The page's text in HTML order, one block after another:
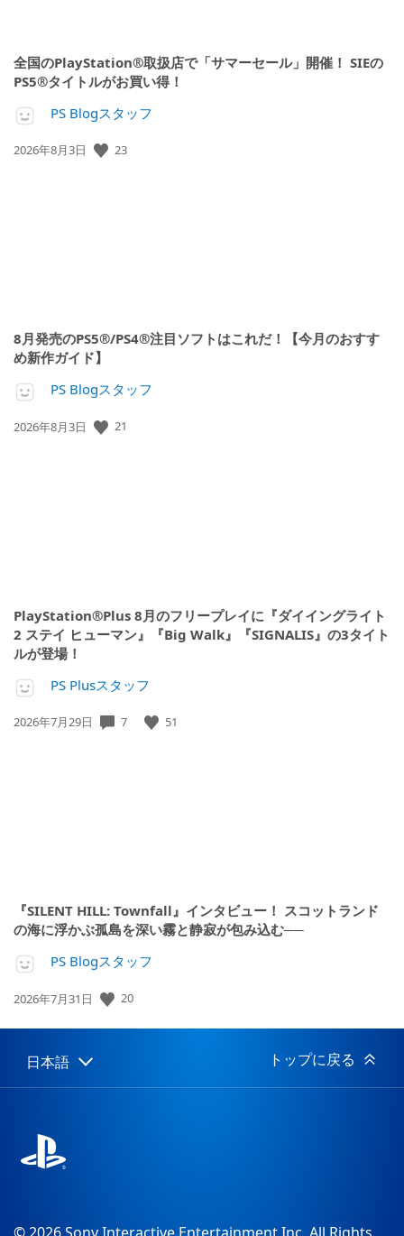
全国のPlayStation®取扱店で「サマーセール」開催！ SIEの
PS5®タイトルがお買い得！
PS Blogスタッフ
公
2026年8月3日 23
8月発売のPS5®/PS4®注目ソフトはこれだ！【今月のおすす
め新作ガイド】
PS Blogスタッフ
公
2026年8月3日 21
PlayStation®Plus 8月のフリープレイに『ダイイングライト
2 ステイ ヒューマン』『Big Walk』『SIGNALIS』の3タイト
ルが登場！
PS Plusスタッフ
公
2026年7月29日 7 51
『SILENT HILL: Townfall』インタビュー！ スコットランド
の海に浮かぶ孤島を深い霧と静寂が包み込む──
PS Blogスタッフ
公
日:
2026年7月31日 20
Select
Current
日本語 トップに戻る